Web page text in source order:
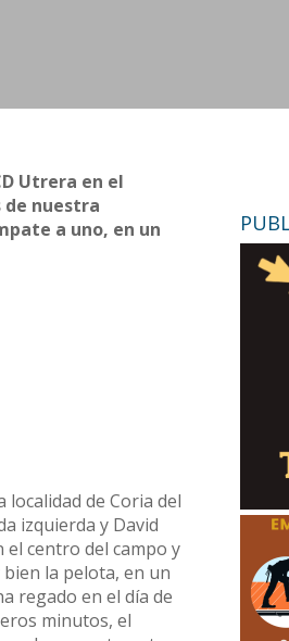
Utrera en el
de nuestra
a uno, en un
de Coria del
izquierda y David
el centro del campo y
la pelota, en un
regado en el día de
minutos, el